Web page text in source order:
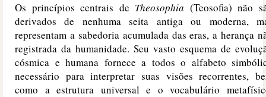
Os princípios centrais de Theosophia (Teosofia) não
derivados de nenhuma seita antiga ou moderna,
representam a sabedoria acumulada das eras, a herança
registrada da humanidade. Seu vasto esquema de
cósmica e humana fornece a todos o alfabeto
necessário para interpretar suas visões recorrentes,
como a estrutura universal e o vocabulário